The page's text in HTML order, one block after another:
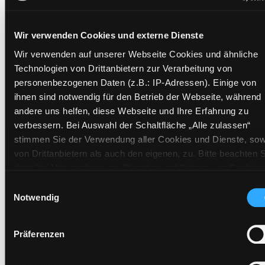
Wir verwenden Cookies und externe Dienste
Wir verwenden auf unserer Webseite Cookies und ähnliche
Technologien von Drittanbietern zur Verarbeitung von
personenbezogenen Daten (z.B.: IP-Adressen). Einige von
ihnen sind notwendig für den Betrieb der Webseite, während
andere uns helfen, diese Webseite und Ihre Erfahrung zu
verbessern. Bei Auswahl der Schaltfläche „Alle zulassen“
stimmen Sie der Verwendung aller Cookies und Dienste,
von Drittanbietern als auch den eigenen, zu. Bitte beachten
(Länder außerhalb des EWR ohne adäquates
Datenschutzniveau) stattfinden kann. In diesem
ausgeschlossen werden. Eine Verarbeitung durch solche
Notwendig
Präferenzen
Zweigstelle:Ost - Schillerstraße
Signatur:JD.TG SCHUEC
Standort 2:Ausleihe
Status:
Entliehen
Vorbestellungen: 0
Barcode: